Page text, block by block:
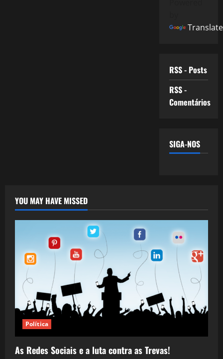
Translate
RSS - Posts
RSS -
Comentários
SIGA-NOS
YOU MAY HAVE MISSED
Política
As Redes Sociais e a luta contra as Trevas!